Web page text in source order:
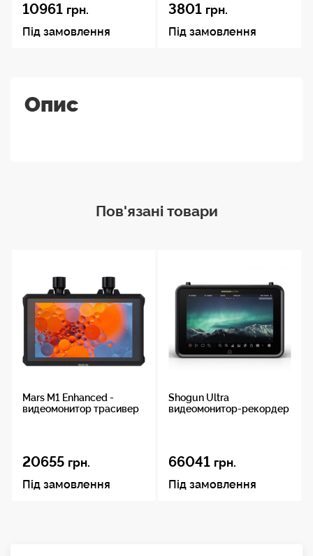
10961 грн.
Під замовлення
3801 грн.
Під замовлення
Опис
Пов'язані товари
Mars M1 Enhanced -
видеомонитор трасивер
20655 грн.
Під замовлення
Shogun Ultra
видеомонитор-рекордер
66041 грн.
Під замовлення